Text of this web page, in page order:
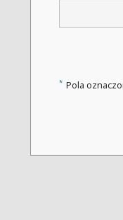
* Pola